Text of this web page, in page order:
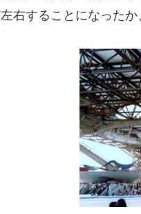
右することになった